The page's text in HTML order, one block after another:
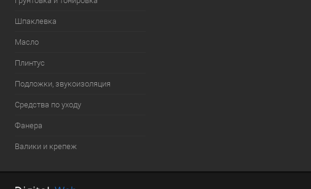
Шпаклевка
Масло
Плинтус
Подложки, звукоизоляция
Средства по уходу
Фанера
Валики и крепеж